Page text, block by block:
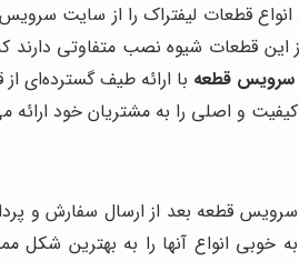
قطعات لیفتراک را از سایت
قطعات شیوه نصب متفاوتی دارند
سرویس قطعه با ارائه طیف گسترده‌ای
کیفیت و اصلی را به مشتریان خود
سرویس قطعه بعد از ارسال سفارش و
انواع آنها را به بهترین شکل